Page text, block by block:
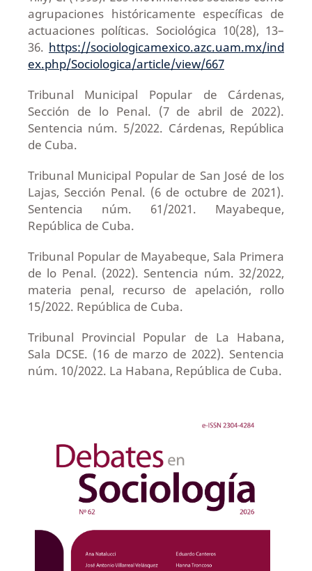
agrupaciones históricamente específicas de
actuaciones políticas. Sociológica 10(28), 13–
36. https://sociologicamexico.azc.uam.mx/ind
ex.php/Sociologica/article/view/667
Tribunal Municipal Popular de Cárdenas,
Sección de lo Penal. (7 de abril de 2022).
Sentencia núm. 5/2022. Cárdenas, República
de Cuba.
Tribunal Municipal Popular de San José de los
Lajas, Sección Penal. (6 de octubre de 2021).
Sentencia núm. 61/2021. Mayabeque,
República de Cuba.
Tribunal Popular de Mayabeque, Sala Primera
de lo Penal. (2022). Sentencia núm. 32/2022,
materia penal, recurso de apelación, rollo
15/2022. República de Cuba.
Tribunal Provincial Popular de La Habana,
Sala DCSE. (16 de marzo de 2022). Sentencia
núm. 10/2022. La Habana, República de Cuba.